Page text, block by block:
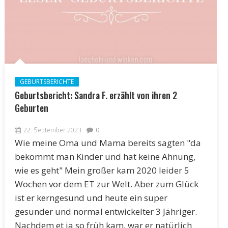
GEBURTSBERICHTE
Geburtsbericht: Sandra F. erzählt von ihren 2
Geburten
22. September 2023 0
Wie meine Oma und Mama bereits sagten "da
bekommt man Kinder und hat keine Ahnung,
wie es geht" Mein großer kam 2020 leider 5
Wochen vor dem ET zur Welt. Aber zum Glück
ist er kerngesund und heute ein super
gesunder und normal entwickelter 3 Jähriger.
Nachdem et ja so früh kam, war er natürlich